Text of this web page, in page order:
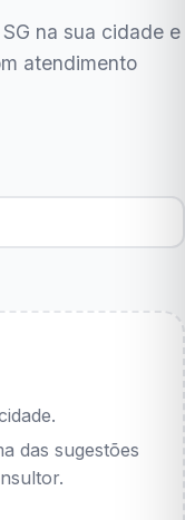
na sua cidade e
atendimento
das sugestões